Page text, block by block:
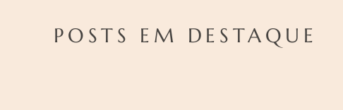
POSTS EM DESTAQUE